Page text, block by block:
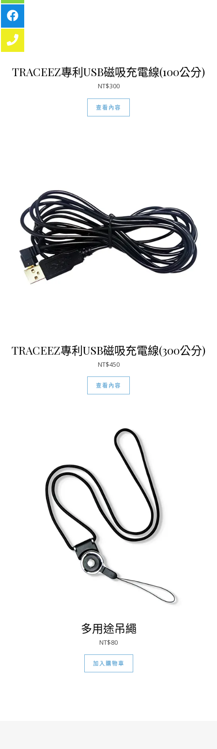
TRACEEZ專利USB磁吸充電線(100公分)
NT$300
查看內容
TRACEEZ專利USB磁吸充電線(300公分)
NT$450
查看內容
多用途吊繩
NT$80
加入購物車